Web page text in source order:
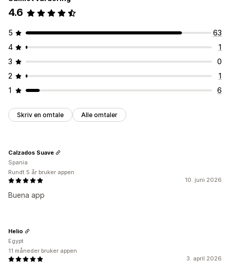
4.6
5
63
4
1
3
0
2
1
1
6
Skriv en omtale Alle omtaler
10. juni 2026
Buena app
Calzados Suave
Spania
Rundt 5 år bruker appen
3. april 2026
Helio
Egypt
11 måneder bruker appen